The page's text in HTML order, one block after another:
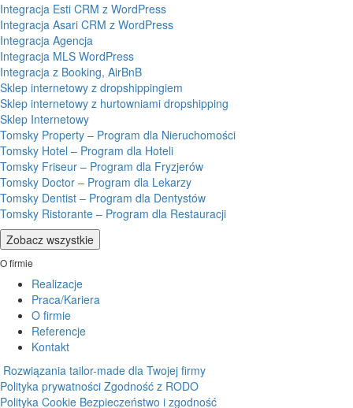
Integracja Esti CRM z WordPress
Integracja Asari CRM z WordPress
Integracja Agencja
Integracja MLS WordPress
Integracja z Booking, AirBnB
Sklep internetowy z dropshippingiem
Sklep internetowy z hurtowniami dropshipping
Sklep Internetowy
Tomsky Property – Program dla Nieruchomości
Tomsky Hotel – Program dla Hoteli
Tomsky Friseur – Program dla Fryzjerów
Tomsky Doctor – Program dla Lekarzy
Tomsky Dentist – Program dla Dentystów
Tomsky Ristorante – Program dla Restauracji
Zobacz wszystkie
O firmie
Realizacje
Praca/Kariera
O firmie
Referencje
Kontakt
Rozwiązania tailor-made dla Twojej firmy
Polityka prywatności Zgodność z RODO
Polityka Cookie Bezpieczeństwo i zgodność